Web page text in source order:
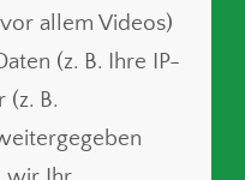
allem Videos)
(z. B. Ihre IP-
(z. B.